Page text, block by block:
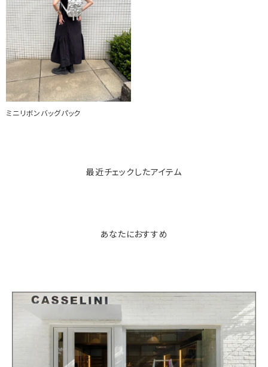
ミニリボンバッグパック
最近チェックしたアイテム
あなたにおすすめ